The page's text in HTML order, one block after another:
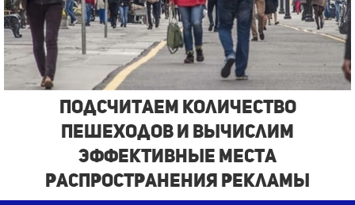
Подсчитаем количество
пешеходов и вычислим
эффективные места
распространения рекламы